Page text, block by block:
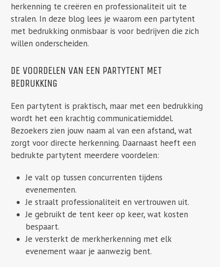
herkenning te creëren en professionaliteit uit te
stralen. In deze blog lees je waarom een partytent
met bedrukking onmisbaar is voor bedrijven die zich
willen onderscheiden.
DE VOORDELEN VAN EEN PARTYTENT MET
BEDRUKKING
Een partytent is praktisch, maar met een bedrukking
wordt het een krachtig communicatiemiddel.
Bezoekers zien jouw naam al van een afstand, wat
zorgt voor directe herkenning. Daarnaast heeft een
bedrukte partytent meerdere voordelen:
Je valt op tussen concurrenten tijdens
evenementen.
Je straalt professionaliteit en vertrouwen uit.
Je gebruikt de tent keer op keer, wat kosten
bespaart.
Je versterkt de merkherkenning met elk
evenement waar je aanwezig bent.